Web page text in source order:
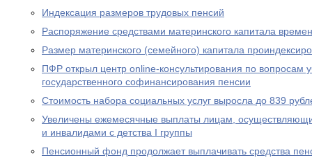
Индексация размеров трудовых пенсий
Распоряжение средствами материнского капитала
Размер материнского (семейного) капитала
ПФР открыл центр online-консультирования по вопросам
государственного софинансирования пенсии
Стоимость набора социальных услуг выросла до 839
Увеличены ежемесячные выплаты лицам,
и инвалидами с детства I группы
Пенсионный фонд продолжает выплачивать средства